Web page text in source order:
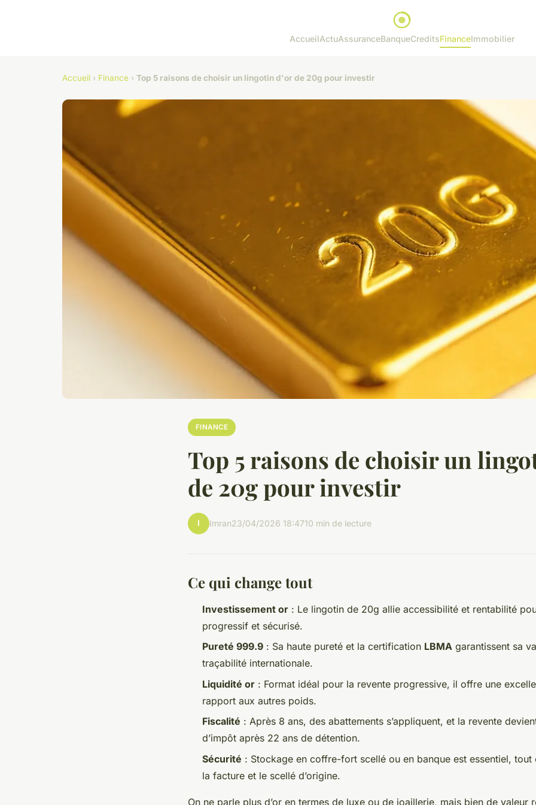
AccueilActuAssuranceBanqueCreditsFinanceImmobilier
Accueil › Finance › Top 5 raisons de choisir un lingotin d'or de 20g pour investir
FINANCE
Top 5 raisons de choisir un
de 20g pour investir
I Imran23/04/2026 18:4710 min de lecture
Ce qui change tout
Investissement or : Le lingotin de 20g allie accessibilité et rentabilité
progressif et sécurisé.
Pureté 999.9 : Sa haute pureté et la certification LBMA garantissent sa
traçabilité internationale.
Liquidité or : Format idéal pour la revente progressive, il offre une
rapport aux autres poids.
Fiscalité : Après 8 ans, des abattements s’appliquent, et la revente
d’impôt après 22 ans de détention.
Sécurité : Stockage en coffre-fort scellé ou en banque est essentiel, tout
la facture et le scellé d’origine.
On ne parle plus d’or en termes de luxe ou de joaillerie, mais bien de valeur